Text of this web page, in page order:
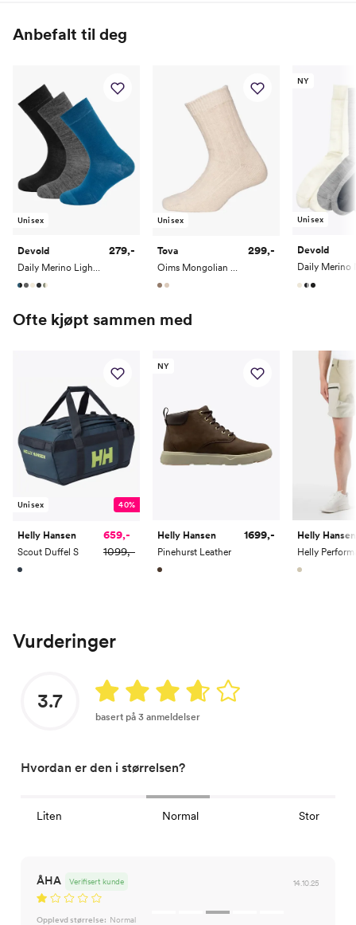
Anbefalt til deg
Unisex
Devold
279,-
Unisex
Tova
299,-
NY
Unisex
Devold
Ofte kjøpt sammen med
Unisex 40%
Helly Hansen
Scout Duffel S
659,-
1099,-
NY
Helly Hansen
Pinehurst Leather
1699,- Helly Hansen
Vurderinger
3.7
basert på 3 anmeldelser
Hvordan er den i størrelsen?
Liten Normal Stor
ÅHA 14.10.25
Verifisert kunde
Opplevd størrelse: Normal